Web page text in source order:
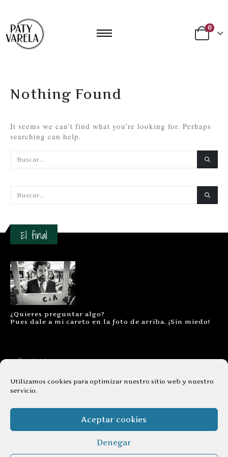
Utilizamos cookies para optimizar nuestro sitio web y nuestro
servicio.
Aceptar cookies
Denegar
0
Nothing Found
It seems we can’t find what you’re looking for. Perhaps
searching can help.
El final
¿Quieres preguntar algo?
Pues dale a mi careto en la foto de arriba. ¡Sin miedo!
Contacto
Aviso legal